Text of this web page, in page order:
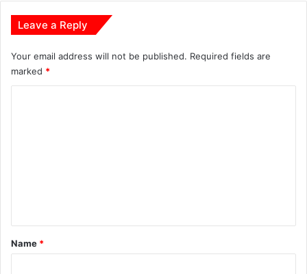
Leave a Reply
Your email address will not be published. Required fields are
marked *
*
Name *